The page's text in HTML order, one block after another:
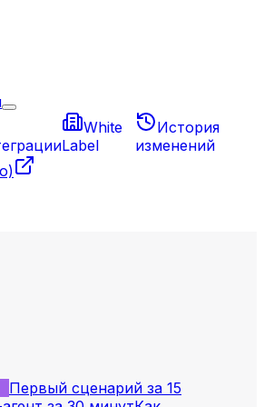
White
Label
История
изменений
Первый сценарий за 15